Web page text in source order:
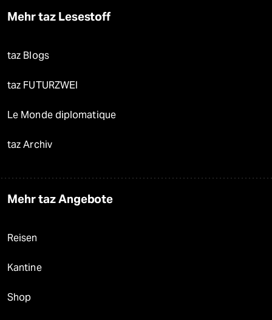
Mehr taz Lesestoff
taz Blogs
taz FUTURZWEI
Le Monde diplomatique
taz Archiv
Mehr taz Angebote
Reisen
Kantine
Shop